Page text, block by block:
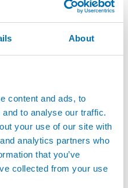
About
content and ads, to
to analyse our traffic.
your use of our site with
analytics partners who
that you’ve
collected from your use
イン電気テスト
トラインと量産の両方に対応
豊富な経験を活かし、モジュ